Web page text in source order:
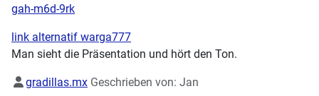
gah-m6d-9rk
link alternatif warga777
Man sieht die Präsentation und hört den Ton.
Details
gradillas.mx Geschrieben von: Jan